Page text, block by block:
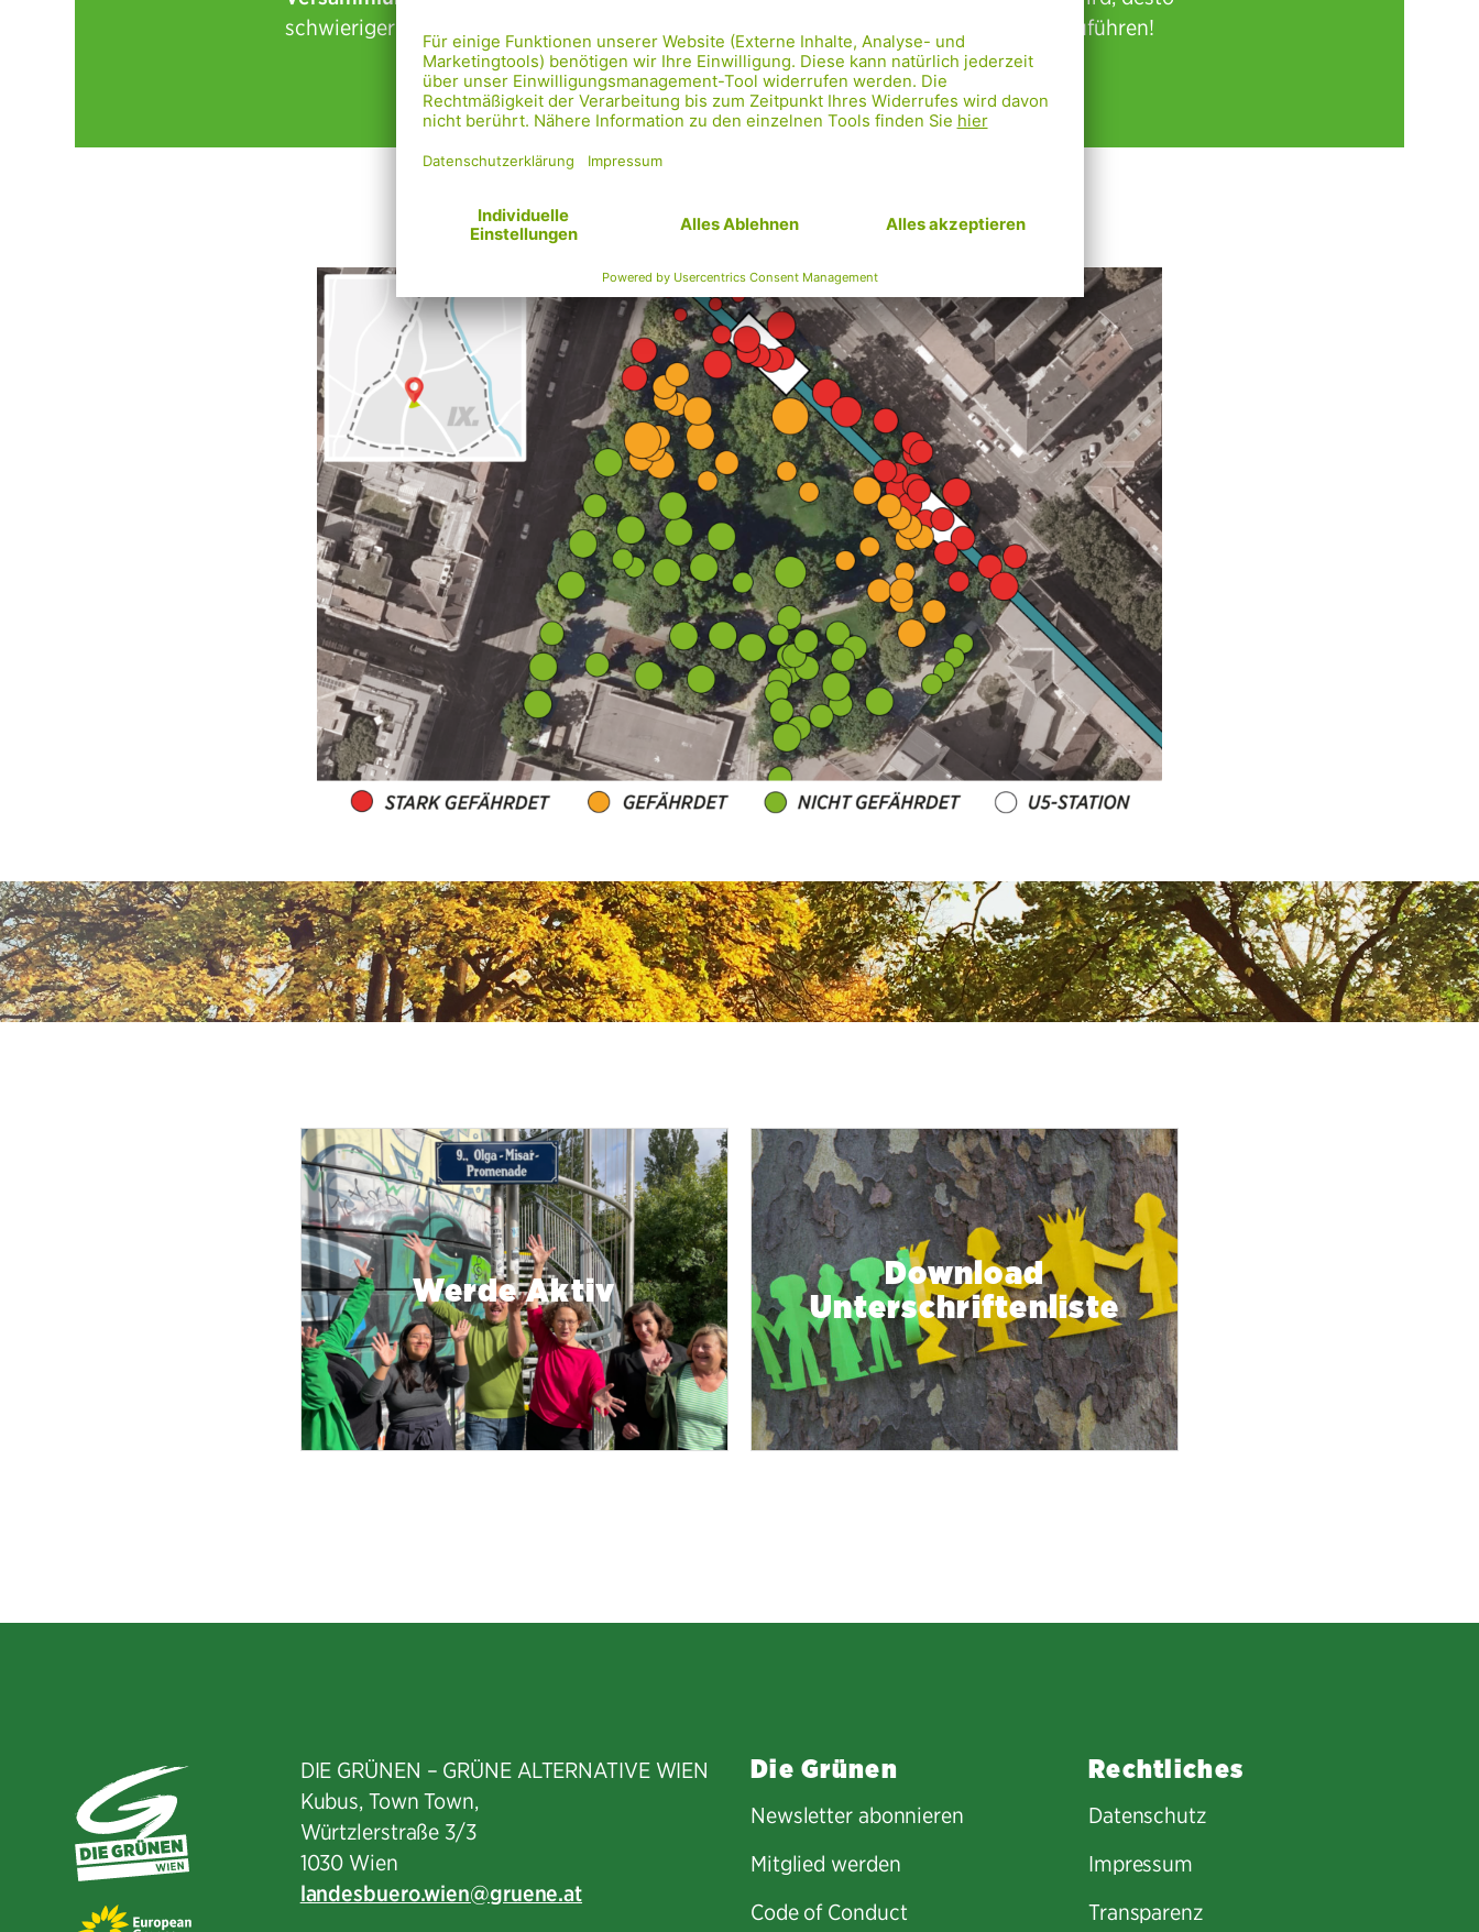
schwieriger wird es für die Stadt Wien die Planungen auf Kosten der Bäume weiterzuführen!
Die U5-Station gefährdet diese Bäume:
Bitte warten…
Werde Aktiv
Download
Unterschriftenliste
DIE GRÜNEN – GRÜNE ALTERNATIVE WIEN
Kubus, Town Town,
Würtzlerstraße 3/3​
1030 Wien
landesbuero.wien
gruene.at
Die Grünen
Newsletter abonnieren
Mitglied werden
Code of Conduct
Rechtliches
Datenschutz
Impressum
Transparenz